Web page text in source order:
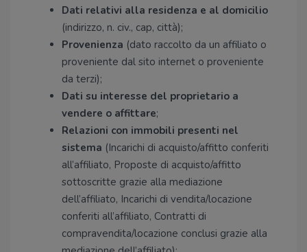
Dati relativi alla residenza e al domicilio
(indirizzo, n. civ., cap, città);
Provenienza (dato raccolto da un affiliato o
proveniente dal sito internet o proveniente
da terzi);
Dati su interesse del proprietario a
vendere o affittare;
Relazioni con immobili presenti nel
sistema (Incarichi di acquisto/affitto conferiti
all’affiliato, Proposte di acquisto/affitto
sottoscritte grazie alla mediazione
dell’affiliato, Incarichi di vendita/locazione
conferiti all’affiliato, Contratti di
compravendita/locazione conclusi grazie alla